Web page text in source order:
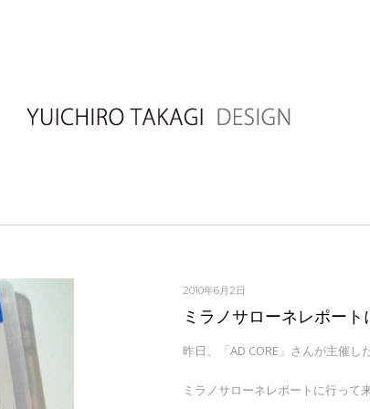
2010年6月2日
ミラノサローネレポート
昨日、「AD CORE」さんが主催し
ミラノサローネレポートに行って